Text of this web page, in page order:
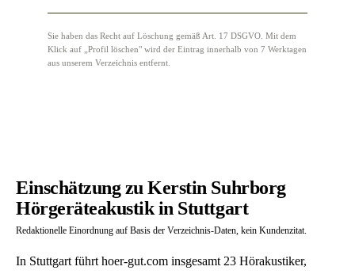
Sie haben das Recht auf Löschung gemäß Art. 17 DSGVO. Mit dem
Klick auf „Profil löschen" wird der Eintrag innerhalb von 7 Werktagen
aus unserem Verzeichnis entfernt.
Einschätzung zu Kerstin Suhrborg
Hörgeräteakustik in Stuttgart
Redaktionelle Einordnung auf Basis der Verzeichnis-Daten, kein Kundenzitat.
In Stuttgart führt hoer-gut.com insgesamt 23 Hörakustiker,